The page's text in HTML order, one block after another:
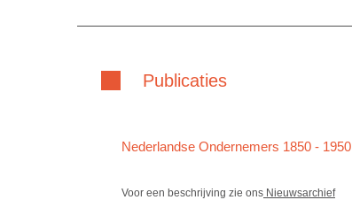
Publicaties
Nederlandse Ondernemers 1850 - 1950
Voor een beschrijving zie ons Nieuwsarchief